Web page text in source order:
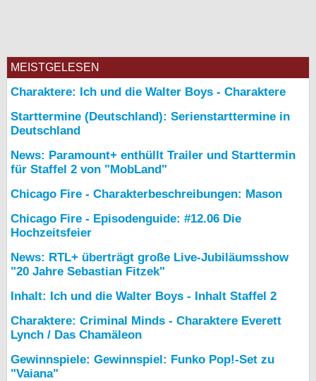
MEISTGELESEN
Charaktere: Ich und die Walter Boys - Charaktere
Starttermine (Deutschland): Serienstarttermine in
Deutschland
News: Paramount+ enthüllt Trailer und Starttermin
für Staffel 2 von "MobLand"
Chicago Fire - Charakterbeschreibungen: Mason
Chicago Fire - Episodenguide: #12.06 Die
Hochzeitsfeier
News: RTL+ überträgt große Live-Jubiläumsshow
"20 Jahre Sebastian Fitzek"
Inhalt: Ich und die Walter Boys - Inhalt Staffel 2
Charaktere: Criminal Minds - Charaktere Everett
Lynch / Das Chamäleon
Gewinnspiele: Gewinnspiel: Funko Pop!-Set zu
"Vaiana"